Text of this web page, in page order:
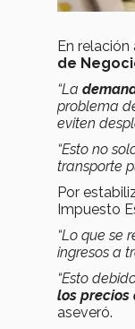
En relación
de
“La
problema
eviten
“Esto no
transporte
Por
Impuesto
“Lo que se
ingresos a
“Esto
los precios
aseveró.